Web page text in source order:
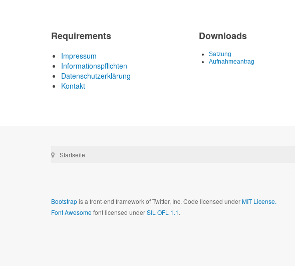
Requirements
Impressum
Informationspflichten
Datenschutzerklärung
Kontakt
Downloads
Satzung
Aufnahmeantrag
Startseite
Bootstrapis a front-end framework of Twitter, Inc. Code licensed underMIT License.
Font Awesomefont licensed underSIL OFL 1.1.